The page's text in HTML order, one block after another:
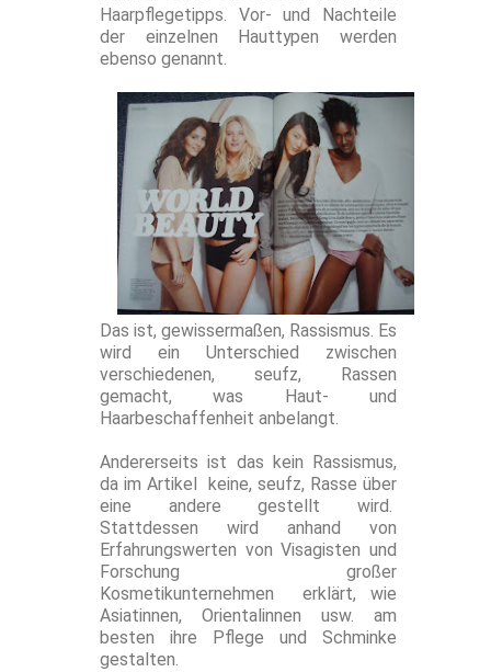
Haarpflegetipps. Vor- und Nachteile
der einzelnen Hauttypen werden
ebenso genannt.
Das ist, gewissermaßen, Rassismus. Es
wird ein Unterschied zwischen
verschiedenen, seufz, Rassen
gemacht, was Haut- und
Haarbeschaffenheit anbelangt.
Andererseits ist das kein Rassismus,
da im Artikel keine, seufz, Rasse über
eine andere gestellt wird.
Stattdessen wird anhand von
Erfahrungswerten von Visagisten und
Forschung großer
Kosmetikunternehmen erklärt, wie
Asiatinnen, Orientalinnen usw. am
besten ihre Pflege und Schminke
gestalten.